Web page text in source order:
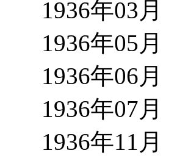
1936年03月
1936年05月
1936年06月
1936年07月
1936年11月